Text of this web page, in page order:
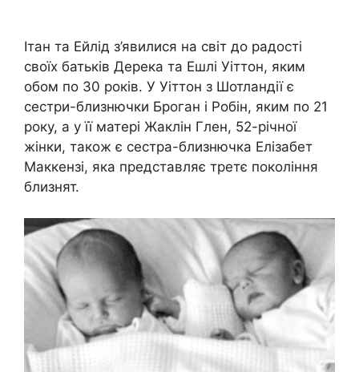
Ітан та Ейлід з’явилися на світ до радості
своїх батьків Дерека та Ешлі Уіттон, яким
обом по 30 років. У Уіттон з Шотландії є
сестри-близнючки Броган і Робін, яким по 21
року, а у її матері Жаклін Глен, 52-річної
жінки, також є сестра-близнючка Елізабет
Маккензі, яка представляє третє покоління
близнят.